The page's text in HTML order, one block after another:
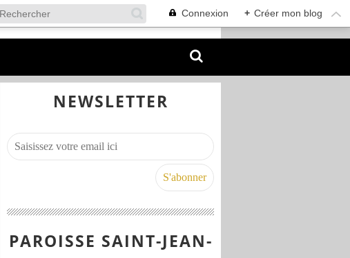
Connexion + Créer mon blog
NEWSLETTER
PAROISSE SAINT-JEAN-